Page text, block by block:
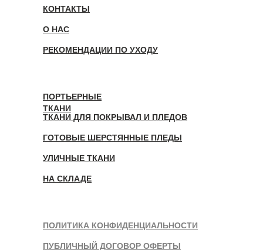
КОНТАКТЫ
О НАС
ПОЛИТИКА КОНФИДЕНЦИАЛЬНОСТИ
ПОРТЬЕРНЫЕ
ТКАНИ
ТКАНИ ДЛЯ ПОКРЫВАЛ И ПЛЕДОВ
ГОТОВЫЕ ШЕРСТЯННЫЕ ПЛЕДЫ
УЛИЧНЫЕ ТКАНИ
НА СКЛАДЕ
РЕКОМЕНДАЦИИ ПО УХОДУ
ПУБЛИЧНЫЙ ДОГОВОР ОФЕРТЫ